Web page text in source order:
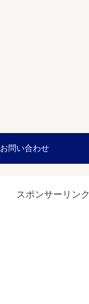
お問い合わせ
スポンサーリンク